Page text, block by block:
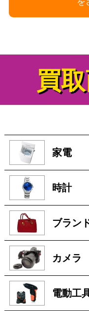
真空管ア
を
買取
家電
時計
ブランド